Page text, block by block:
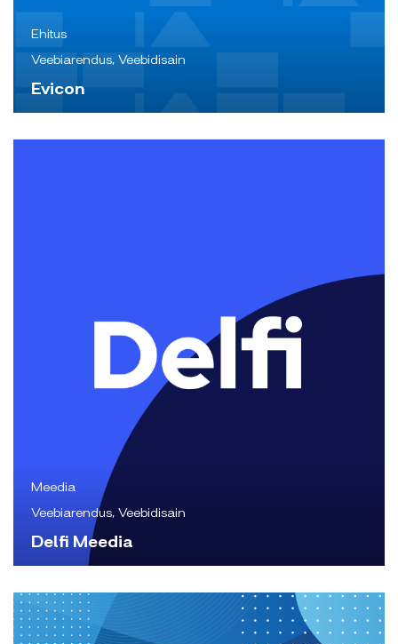
Ehitus
Veebiarendus, Veebidisain
Evicon
Meedia
Veebiarendus, Veebidisain
Delfi Meedia